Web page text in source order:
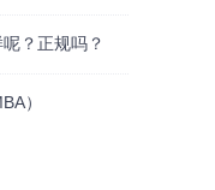
？正规吗？
）